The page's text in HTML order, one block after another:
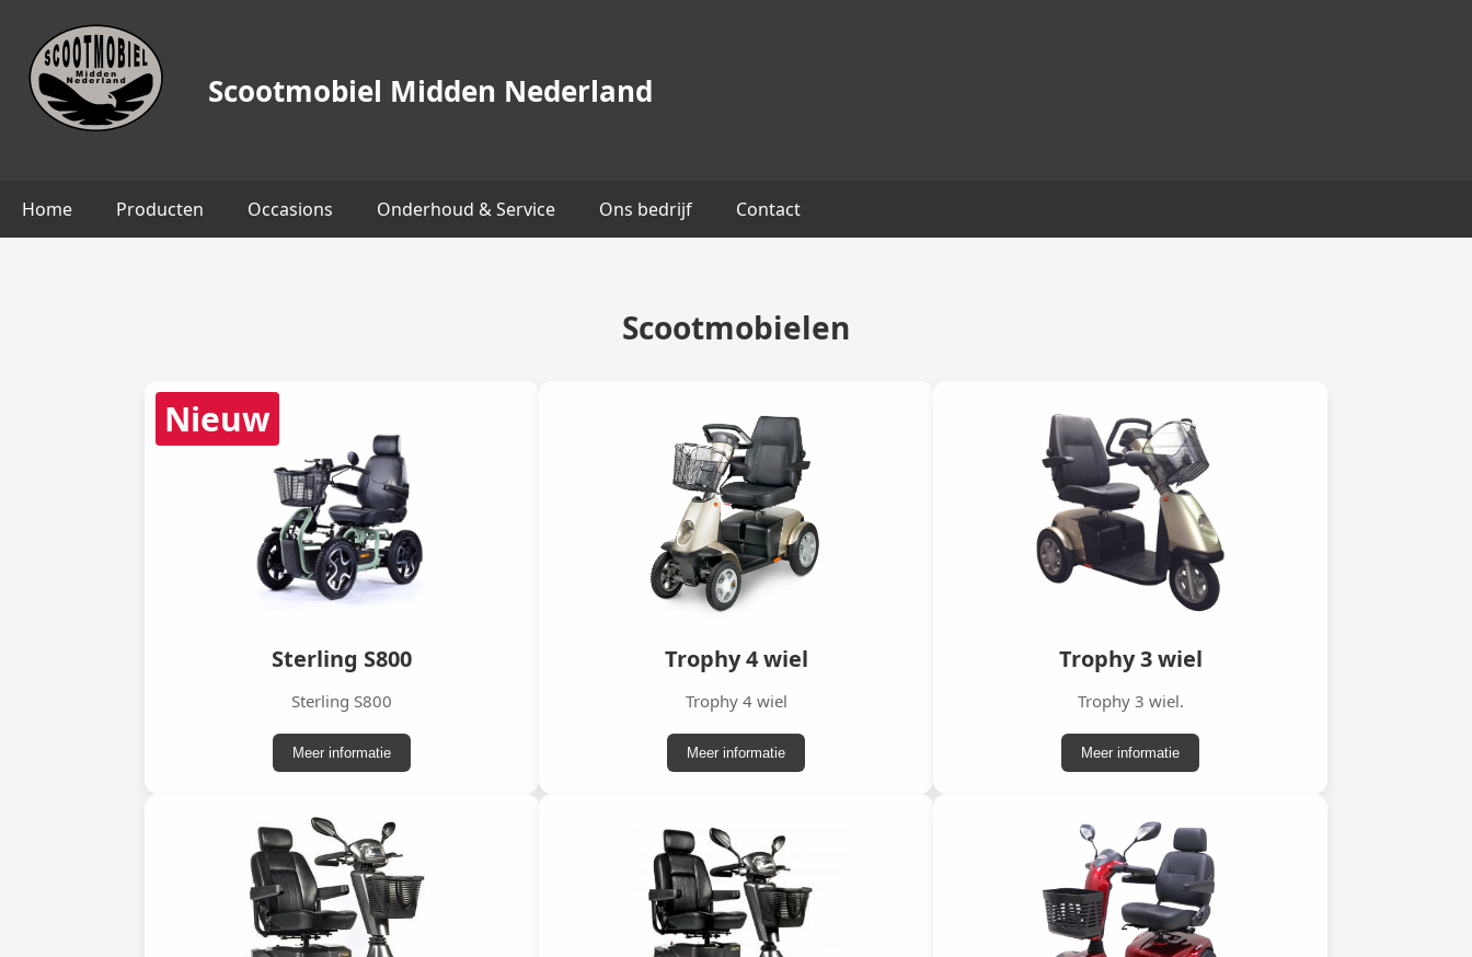
Scootmobiel Midden Nederland
Home Producten Occasions Onderhoud & Service Ons bedrijf Contact
Scootmobielen
Nieuw
Sterling S800
Sterling S800
Meer informatie
Trophy 4 wiel
Trophy 4 wiel
Meer informatie
Trophy 3 wiel
Trophy 3 wiel.
Meer informatie